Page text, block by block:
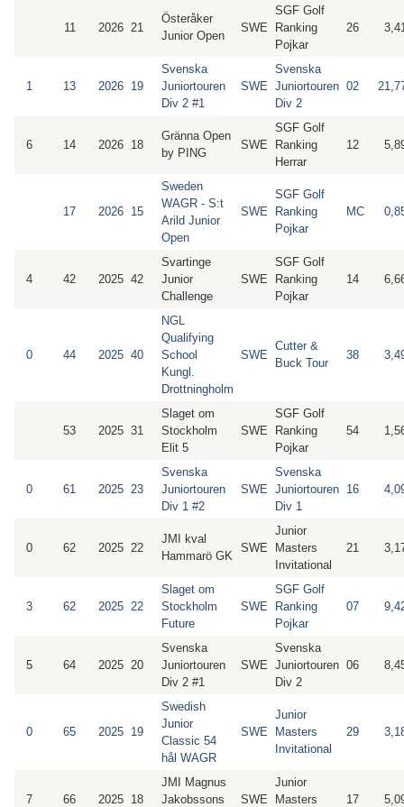
11 2026 21
Österåker
Junior Open
SWE
SGF Golf
Ranking
Pojkar
26
1 13 2026 19
Svenska
Juniortouren
Div 2 #1
SWE
Svenska
Juniortouren
Div 2
02
6 14 2026 18
Gränna Open
by PING
SWE
SGF Golf
Ranking
Herrar
12
17 2026 15
Sweden
WAGR - S:t
Arild Junior
Open
SWE
SGF Golf
Ranking
Pojkar
MC
4 42 2025 42
Svartinge
Junior
Challenge
SWE
SGF Golf
Ranking
Pojkar
14
0 44 2025 40
NGL
Qualifying
School
Kungl.
Drottningholm
SWE
Cutter &
Buck Tour
38
53 2025 31
Slaget om
Stockholm
Elit 5
SWE
SGF Golf
Ranking
Pojkar
54
0 61 2025 23
Svenska
Juniortouren
Div 1 #2
SWE
Svenska
Juniortouren
Div 1
16
0 62 2025 22
JMI kval
Hammarö GK
SWE
Junior
Masters
Invitational
21
3 62 2025 22
Slaget om
Stockholm
Future
SWE
SGF Golf
Ranking
Pojkar
07
5 64 2025 20
Svenska
Juniortouren
Div 2 #1
SWE
Svenska
Juniortouren
Div 2
06
0 65 2025 19
Swedish
Junior
Classic 54
hål WAGR
SWE
Junior
Masters
Invitational
29
7 66 2025 18
JMI Magnus
Jakobssons
SWE
Junior
Masters
17